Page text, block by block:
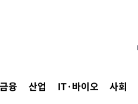
금융 산업 IT·바이오 사회
"실망과 걱정 안겨드려 죄